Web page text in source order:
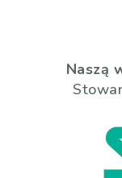
Naszą